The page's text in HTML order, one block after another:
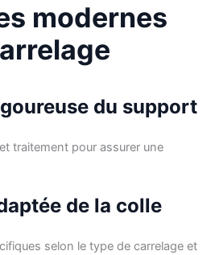
modernes
du support
traitement pour assurer une
de la colle
selon le type de carrelage et